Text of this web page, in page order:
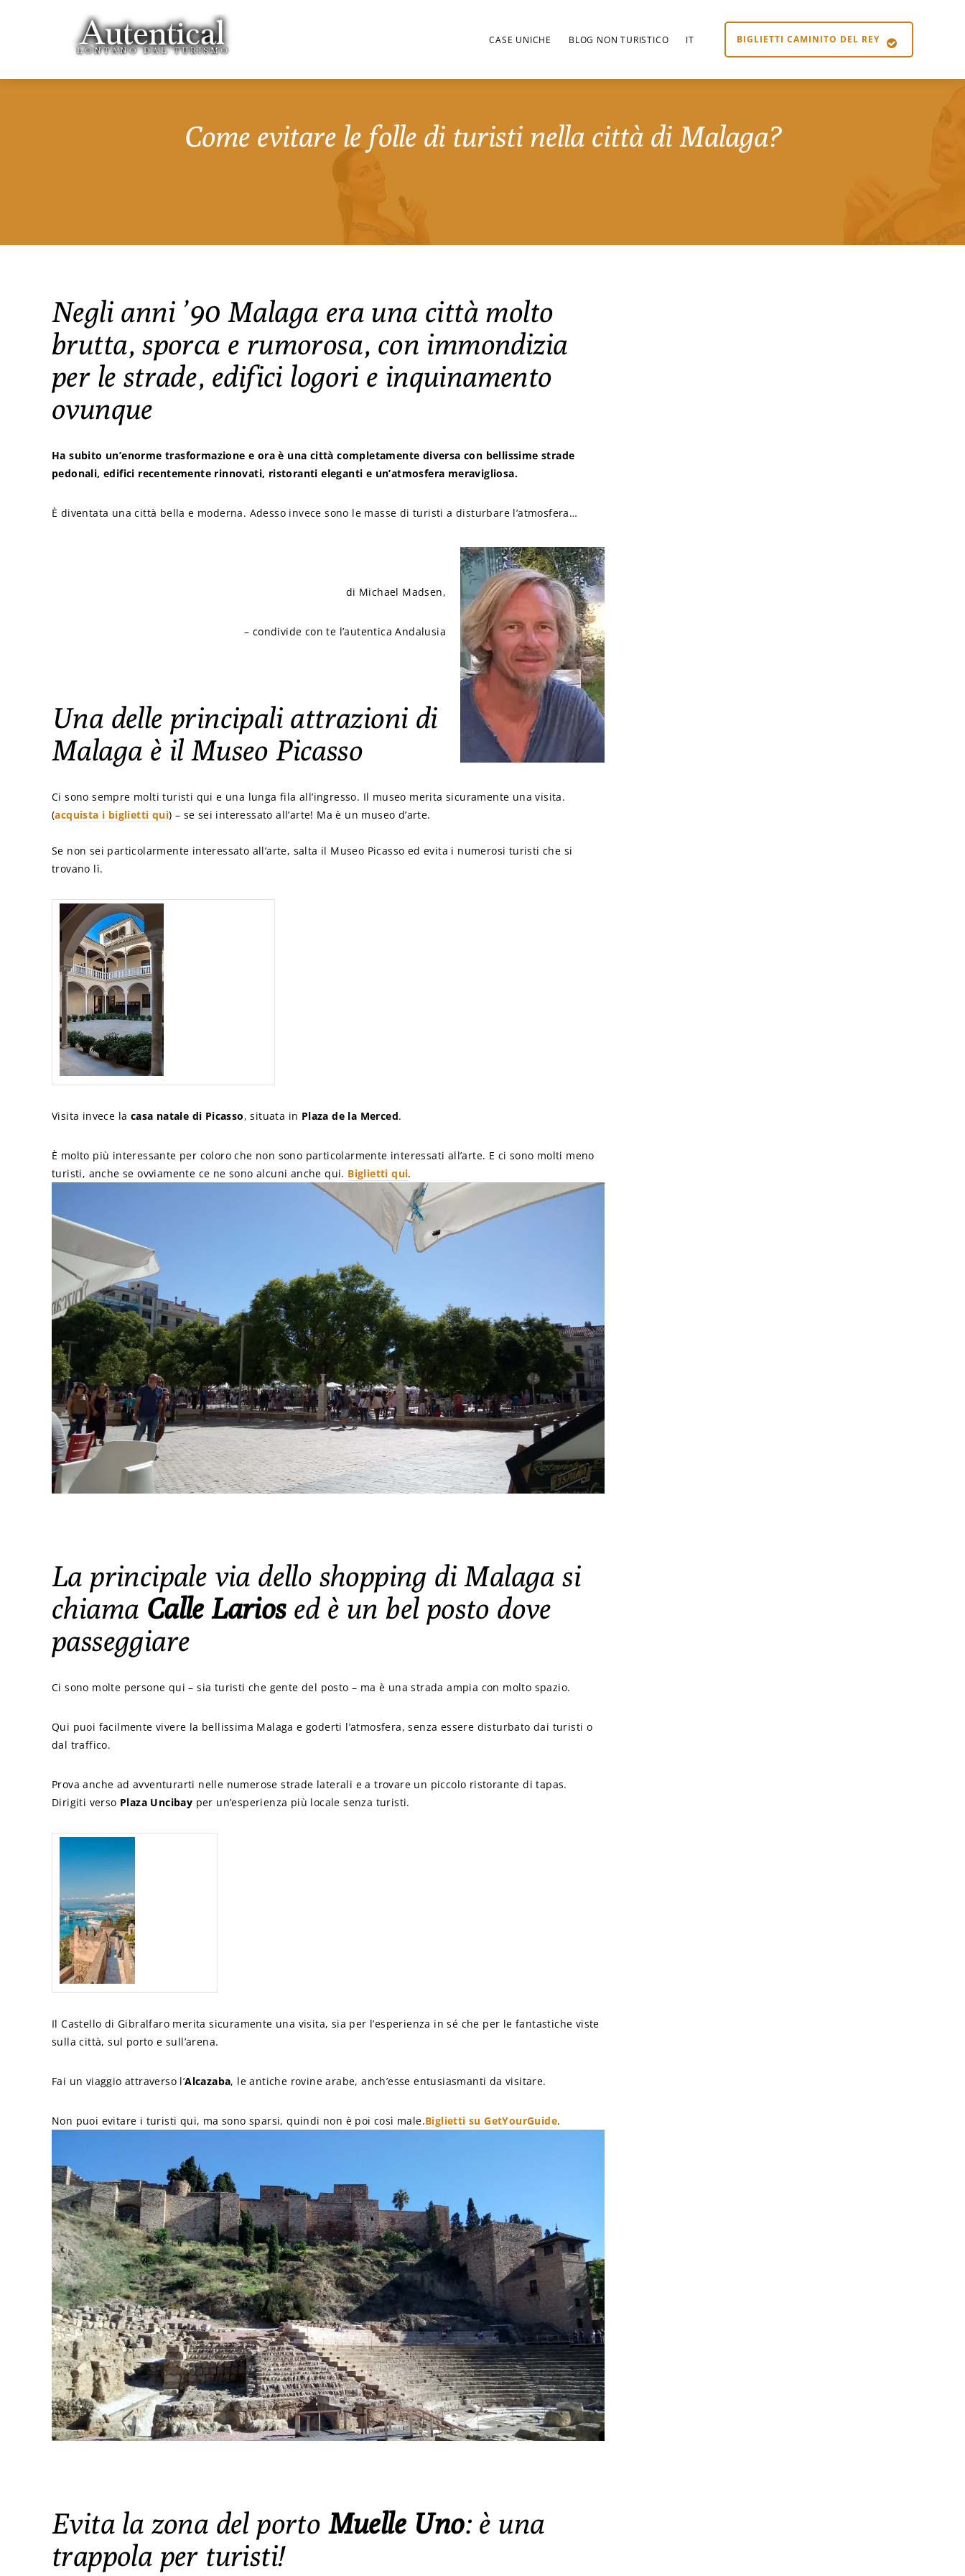
BIGLIETTI CAMINITO DEL REY
CASE UNICHE BLOG NON TURISTICO IT
Come evitare le folle di turisti nella città di Malaga?
Negli anni ’90 Malaga era una città molto
brutta, sporca e rumorosa, con immondizia
per le strade, edifici logori e inquinamento
ovunque
Ha subito un’enorme trasformazione e ora è una città completamente diversa con bellissime strade
pedonali, edifici recentemente rinnovati, ristoranti eleganti e un’atmosfera meravigliosa.
È diventata una città bella e moderna. Adesso invece sono le masse di turisti a disturbare l’atmosfera…
di Michael Madsen,
– condivide con te l’autentica Andalusia
Una delle principali attrazioni di
Malaga è il Museo Picasso
Ci sono sempre molti turisti qui e una lunga fila all’ingresso. Il museo merita sicuramente una visita.
(acquista i biglietti qui) – se sei interessato all’arte! Ma è un museo d’arte.
Se non sei particolarmente interessato all’arte, salta il Museo Picasso ed evita i numerosi turisti che si
trovano lì.
Visita invece la casa natale di Picasso, situata in Plaza de la Merced.
È molto più interessante per coloro che non sono particolarmente interessati all’arte. E ci sono molti meno
turisti, anche se ovviamente ce ne sono alcuni anche qui. Biglietti qui.
La principale via dello shopping di Malaga si
chiama Calle Lariosed è un bel posto dove
passeggiare
Ci sono molte persone qui – sia turisti che gente del posto – ma è una strada ampia con molto spazio.
Qui puoi facilmente vivere la bellissima Malaga e goderti l’atmosfera, senza essere disturbato dai turisti o
dal traffico.
Prova anche ad avventurarti nelle numerose strade laterali e a trovare un piccolo ristorante di tapas.
Dirigiti verso Plaza Uncibay per un’esperienza più locale senza turisti.
Il Castello di Gibralfaro merita sicuramente una visita, sia per l’esperienza in sé che per le fantastiche viste
sulla città, sul porto e sull’arena.
Fai un viaggio attraverso l’Alcazaba, le antiche rovine arabe, anch’esse entusiasmanti da visitare.
Non puoi evitare i turisti qui, ma sono sparsi, quindi non è poi così male.Biglietti su GetYourGuide.
Evita la zona del porto Muelle Uno: è una
trappola per turisti!